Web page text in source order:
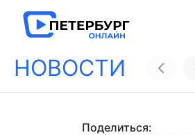
НОВОСТИ
Поделиться: